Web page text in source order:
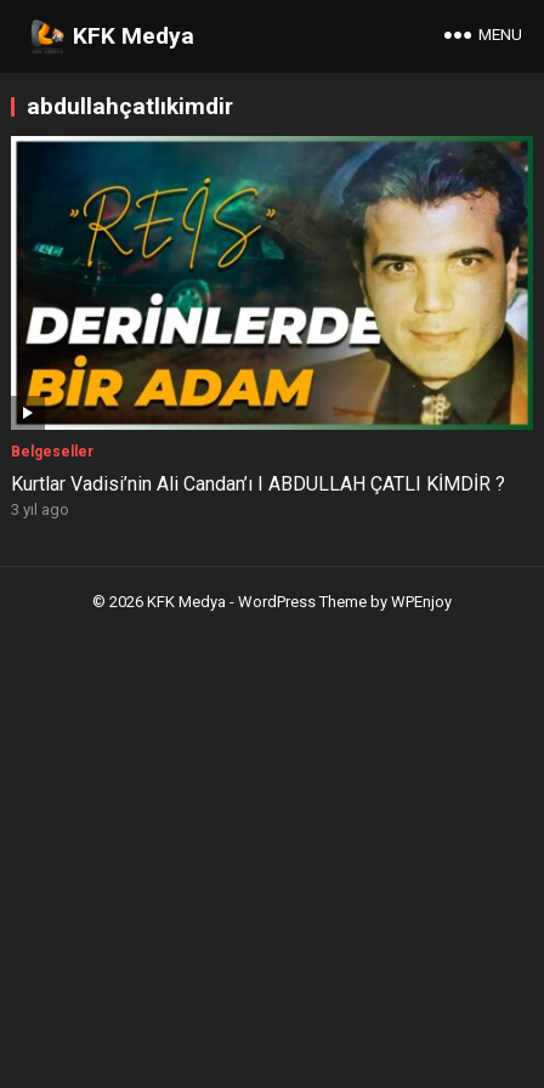
KFK Medya MENU
abdullahçatlıkimdir
Belgeseller
Kurtlar Vadisi’nin Ali Candan’ı I ABDULLAH ÇATLI KİMDİR ?
3 yıl ago
© 2026 KFK Medya - WordPress Theme by WPEnjoy